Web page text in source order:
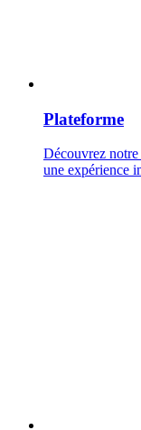
Plateforme
Découvrez
une expérience